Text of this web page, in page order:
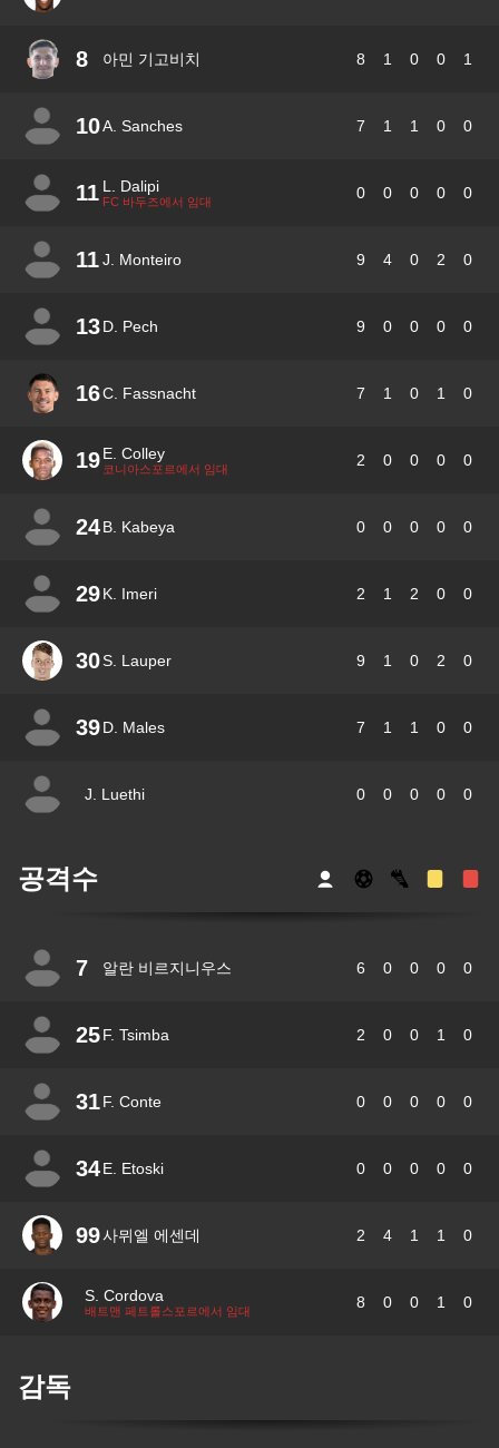
8 아민 기고비치 8 1 0 0 1
10A. Sanches 7 1 1 0 0
11 L. Dalipi
FC 바두즈에서 임대 0 0 0 0 0
11J. Monteiro 9 4 0 2 0
13D. Pech 9 0 0 0 0
16C. Fassnacht 7 1 0 1 0
19E. Colley
코니아스포르에서 임대 2 0 0 0 0
24B. Kabeya 0 0 0 0 0
29K. Imeri 2 1 2 0 0
30S. Lauper 9 1 0 2 0
39D. Males 7 1 1 0 0
J. Luethi 0 0 0 0 0
공격수
7 알란 비르지니우스 6 0 0 0 0
25F. Tsimba 2 0 0 1 0
31F. Conte 0 0 0 0 0
34E. Etoski 0 0 0 0 0
99사뮈엘 에센데 2 4 1 1 0
S. Cordova
배트맨 페트롤스포르에서 임대 8 0 0 1 0
감독